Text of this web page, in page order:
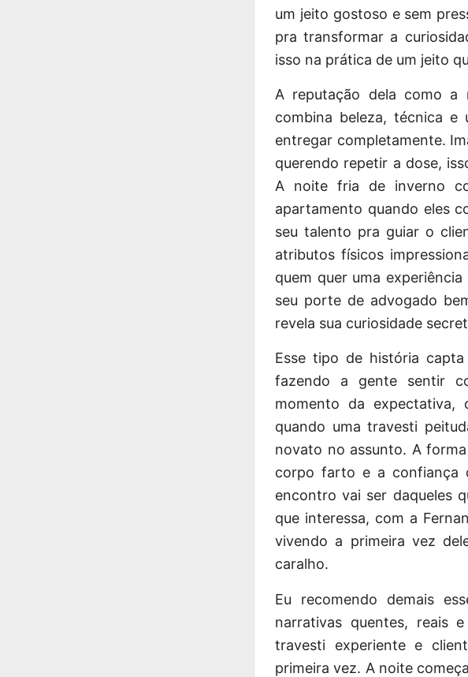
um jeito gostoso e sem
pra transformar a
isso na prática de um jeito
A reputação dela como a
combina beleza, técnica
entregar completamente.
querendo repetir a dose,
A noite fria de inverno
apartamento quando eles
seu talento pra guiar o
atributos físicos
quem quer uma
seu porte de advogado
revela sua curiosidade
Esse tipo de história
fazendo a gente sentir
momento da expectativa,
quando uma travesti
novato no assunto. A
corpo farto e a confiança
encontro vai ser daqueles
que interessa, com a
vivendo a primeira vez
caralho.
Eu recomendo demais
narrativas quentes, reais
travesti experiente e
primeira vez. A noite